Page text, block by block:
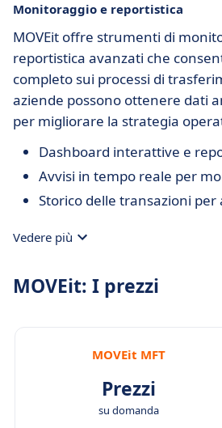
Monitoraggio e reportistica
MOVEit offre strumenti di
reportistica avanzati che
completo sui processi di
aziende possono ottenere dati
per migliorare la strategia
Dashboard interattive e
Avvisi in tempo reale per
Storico delle transazioni
Vedere più
MOVEit: I prezzi
MOVEit MFT
Prezzi
su domanda